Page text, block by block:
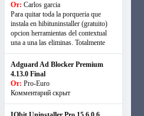
От: Carlos garcia
Para quitar toda la porqueria que
instala en hibituninstaller (gratuito)
opcion herramientas del contextual
una a una las eliminas. Totalmente
Adguard Ad Blocker Premium
4.13.0 Final
От: Pro-Euro
Комментарий скрыт